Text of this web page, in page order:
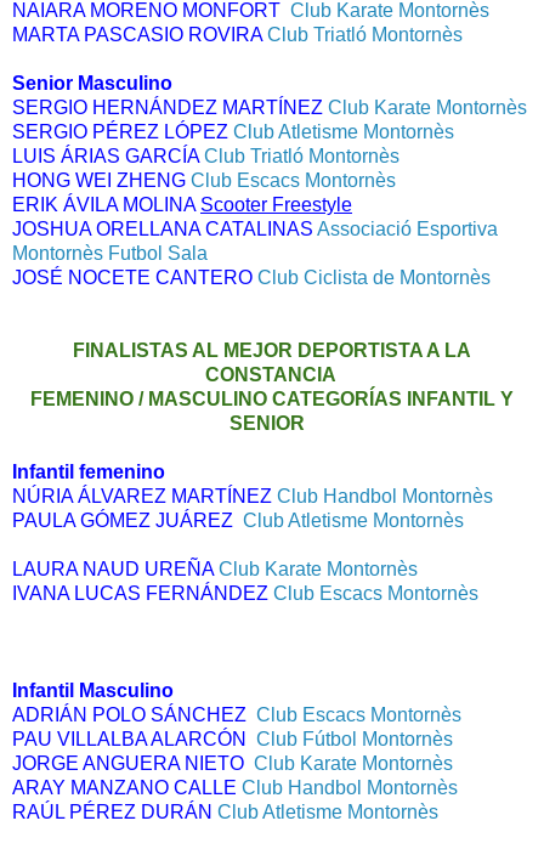
NAIARA MORENO MONFORT Club Karate Montornès
MARTA PASCASIO ROVIRA Club Triatló Montornès
Senior Masculino
SERGIO HERNÁNDEZ MARTÍNEZ Club Karate Montornès
SERGIO PÉREZ LÓPEZ Club Atletisme Montornès
LUIS ÁRIAS GARCÍA Club Triatló Montornès
HONG WEI ZHENG Club Escacs Montornès
ERIK ÁVILA MOLINA Scooter Freestyle
JOSHUA ORELLANA CATALINAS Associació Esportiva
Montornès Futbol Sala
JOSÉ NOCETE CANTERO Club Ciclista de Montornès
FINALISTAS AL MEJOR DEPORTISTA A LA
CONSTANCIA
FEMENINO / MASCULINO CATEGORÍAS INFANTIL Y
SENIOR
Infantil femenino
NÚRIA ÁLVAREZ MARTÍNEZ Club Handbol Montornès
PAULA GÓMEZ JUÁREZ Club Atletisme Montornès
LAURA NAUD UREÑA Club Karate Montornès
IVANA LUCAS FERNÁNDEZ Club Escacs Montornès
Infantil Masculino
ADRIÁN POLO SÁNCHEZ Club Escacs Montornès
PAU VILLALBA ALARCÓN Club Fútbol Montornès
JORGE ANGUERA NIETO Club Karate Montornès
ARAY MANZANO CALLE Club Handbol Montornès
RAÚL PÉREZ DURÁN Club Atletisme Montornès